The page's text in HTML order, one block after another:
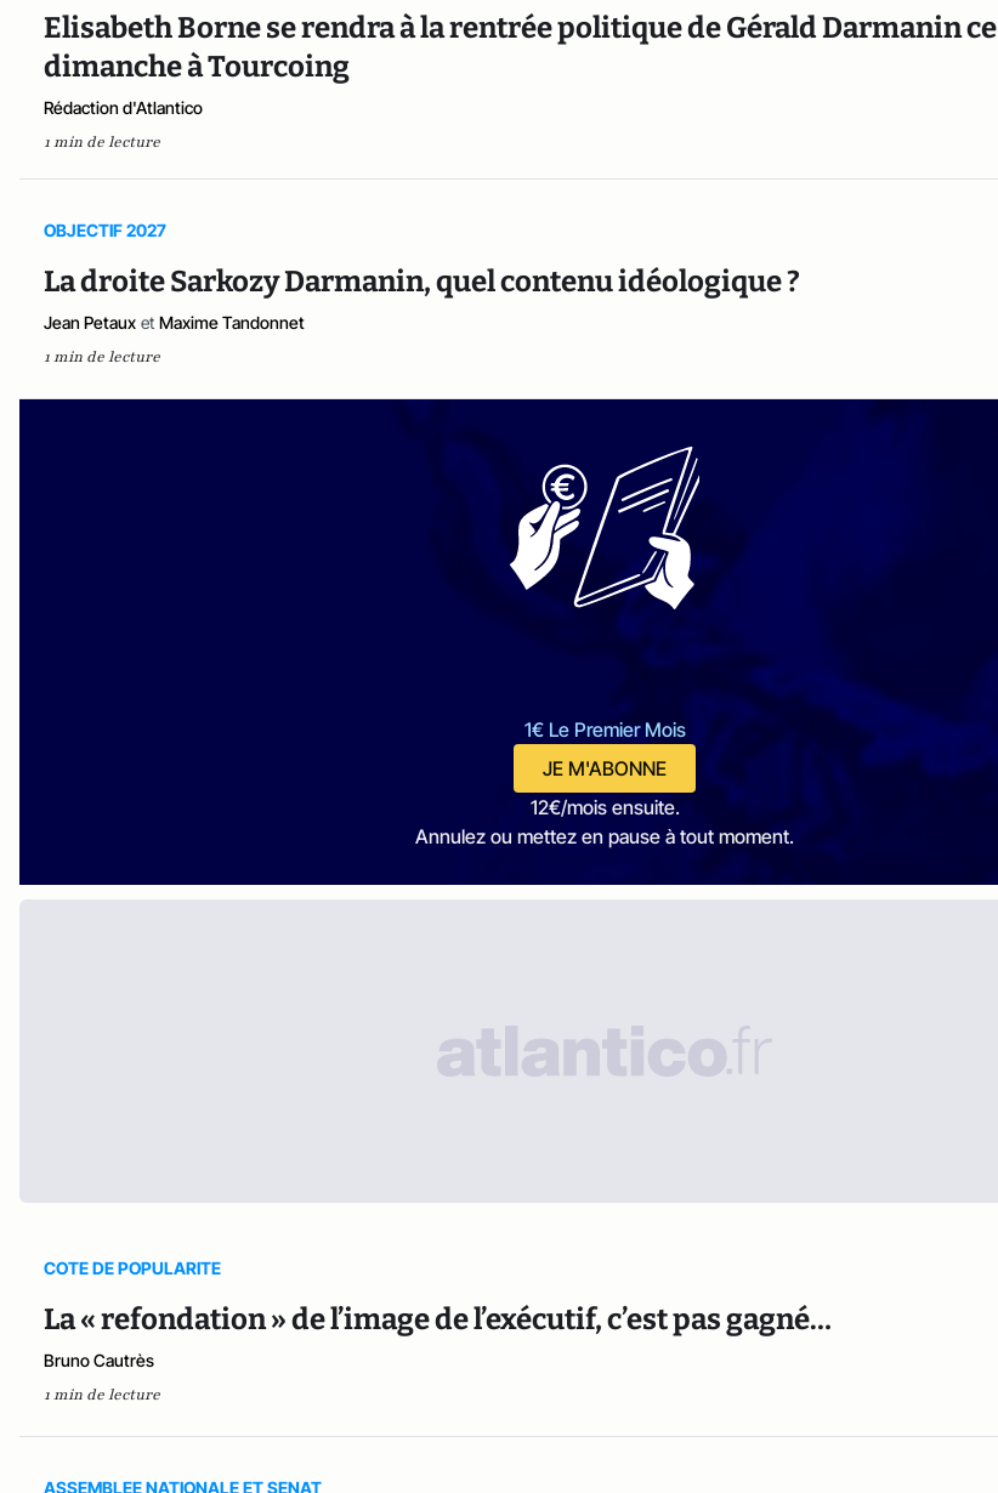
Elisabeth Borne se rendra à la rentrée politique de Gérald Darmanin ce
dimanche à Tourcoing
Rédaction d'Atlantico
1 min de lecture
OBJECTIF 2027
La droite Sarkozy Darmanin, quel contenu idéologique ?
Jean Petaux et Maxime Tandonnet
1 min de lecture
1€ Le Premier Mois
JE M'ABONNE
12€/mois ensuite.
Annulez ou mettez en pause à tout moment.
COTE DE POPULARITE
La « refondation » de l’image de l’exécutif, c’est pas gagné…
Bruno Cautrès
1 min de lecture
ASSEMBLEE NATIONALE ET SENAT